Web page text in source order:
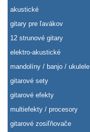
akustické
gitary pre ľavákov
12 strunové gitary
elektro-akustické
mandolíny / banjo / ukulele
gitarové sety
gitarové efekty
multiefekty / procesory
gitarové zosiľňovače